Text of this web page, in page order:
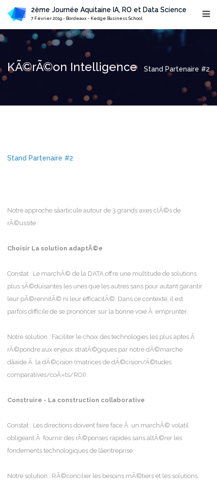
2ème Journée Aquitaine IA, RO et Data Science
7 Février 2019 - Bordeaux - Kedge Business School
KÃ©rÃ©on Intelligence Stand Partenaire #2
Stand Partenaire #2
Notre approche sâarticule autour de 3 grands axes clÃ©s de
rÃ©ussite :
Choisir La solution adaptÃ©e
Constat : Le marchÃ© de la DATA offre une multitude de solutions
plus sÃ©duisantes les unes que les autres sans pour autant garantir
leur pÃ©rennitÃ© ni leur efficacitÃ©. Dans ce contexte, il est
parfois difficile de se prononcer sur la bonne voie Ã emprunter.
Notre solution : Faciliter le choix des technologies les plus aptes Ã
rÃ©pondre aux enjeux stratÃ©giques par notre dÃ©marche
dâaide Ã la dÃ©cision (matrices de dÃ©cision/Ã©tudes
comparatives/coÃ»ts/ROI).
Construire - La construction collaborative
Constat : Les directions doivent faire face Ã un marchÃ© volatil
obligeant Ã fournir des rÃ©ponses rapides sans altÃ©rer les
fondements technologiques de lâentreprise.
Notre solution : RÃ©concilier les besoins mÃ©tiers et les solutions